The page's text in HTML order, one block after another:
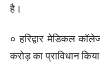
है।
० हरिद्वार मेडिकल
करोड़ का प्राविधान